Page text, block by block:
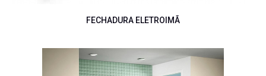
FECHADURA ELETROIMÃ